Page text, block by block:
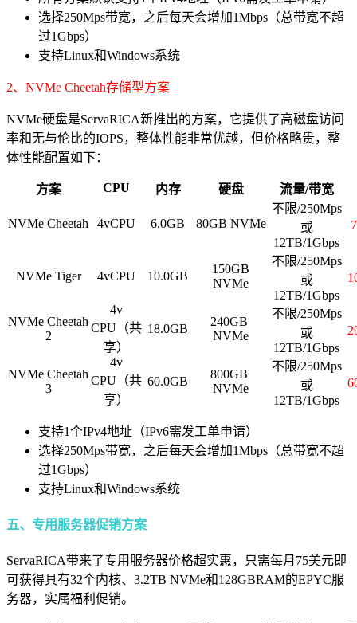
选择250Mps带宽，之后每天会增加1Mbps（总带宽不超
过1Gbps）
支持Linux和Windows系统
2、NVMe Cheetah存储型方案
NVMe硬盘是ServaRICA新推出的方案，它提供了高磁盘访问
率和无与伦比的IOPS，整体性能非常优越，但价格略贵，整
体性能配置如下：
方案 CPU 内存 硬盘 流量/带宽
NVMe Cheetah 4vCPU 6.0GB 80GB NVMe
不限/250Mps
或
12TB/1Gbps
NVMe Tiger 4vCPU 10.0GB
150GB
NVMe
不限/250Mps
或
12TB/1Gbps
NVMe Cheetah
2
4v
CPU（共
享）
18.0GB
240GB
NVMe
不限/250Mps
或
12TB/1Gbps
NVMe Cheetah
3
4v
CPU（共
享）
60.0GB
800GB
NVMe
不限/250Mps
或
12TB/1Gbps
支持1个IPv4地址（IPv6需发工单申请）
选择250Mps带宽，之后每天会增加1Mbps（总带宽不超
过1Gbps）
支持Linux和Windows系统
五、专用服务器促销方案
ServaRICA带来了专用服务器价格超实惠，只需每月75美元即
可获得具有32个内核、3.2TB NVMe和128GBRAM的EPYC服
务器，实属福利促销。